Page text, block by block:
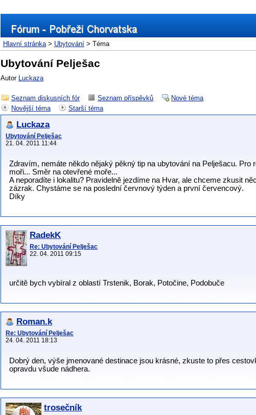
Hlavní stránka> Ubytování > Téma
Ubytování Pelješac
Autor Luckaza
Seznam diskusních fór Seznam příspěvků
Nové téma
Novější téma Starší téma
Luckaza
Ubytování Pelješac
21. 04. 2011 11:44
Zdravím, nemáte někdo nějaký pěkný tip na ubytování na Pelješacu. Pro
moři... Směr na otevřené moře...
A neporadíte i lokalitu? Pravidelně jezdíme na Hvar, ale chceme zkusit
zázrak. Chystáme se na poslední červnový týden a první červencový.
Díky
RadekK
Re: Ubytování Pelješac
22. 04. 2011 09:15
určitě bych vybíral z oblastí Trstenik, Borak, Potočine, Podobuče
Roman.k
Re: Ubytování Pelješac
24. 04. 2011 18:13
Dobrý den, výše jmenované destinace jsou krásné, zkuste to přes
opravdu všude nádhera.
trosečník